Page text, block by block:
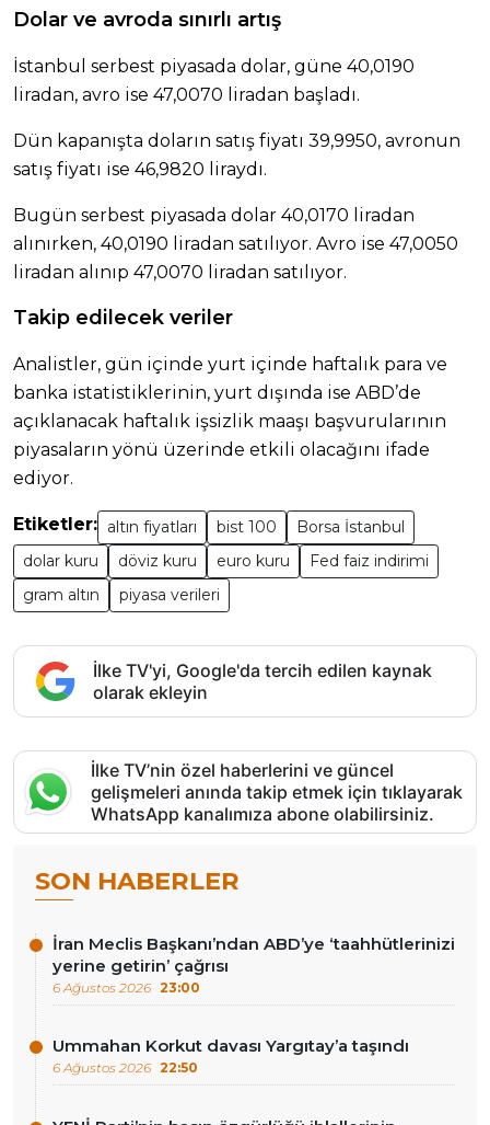
Dolar ve avroda sınırlı artış
İstanbul serbest piyasada dolar, güne 40,0190
liradan, avro ise 47,0070 liradan başladı.
Dün kapanışta doların satış fiyatı 39,9950, avronun
satış fiyatı ise 46,9820 liraydı.
Bugün serbest piyasada dolar 40,0170 liradan
alınırken, 40,0190 liradan satılıyor. Avro ise 47,0050
liradan alınıp 47,0070 liradan satılıyor.
Takip edilecek veriler
Analistler, gün içinde yurt içinde haftalık para ve
banka istatistiklerinin, yurt dışında ise ABD’de
açıklanacak haftalık işsizlik maaşı başvurularının
piyasaların yönü üzerinde etkili olacağını ifade
ediyor.
Etiketler: altın fiyatları bist 100
Borsa İstanbul
dolar kuru
döviz kuru euro kuru
Fed faiz indirimi
gram altın
piyasa verileri
İlke TV'yi, Google'da tercih edilen kaynak
olarak ekleyin
İlke TV’nin özel haberlerini ve güncel
gelişmeleri anında takip etmek için tıklayarak
WhatsApp kanalımıza abone olabilirsiniz.
SON HABERLER
İran Meclis Başkanı’ndan ABD’ye ‘taahhütlerinizi
yerine getirin’ çağrısı
6 Ağustos 2026 23:00
Ummahan Korkut davası Yargıtay’a taşındı
6 Ağustos 2026 22:50